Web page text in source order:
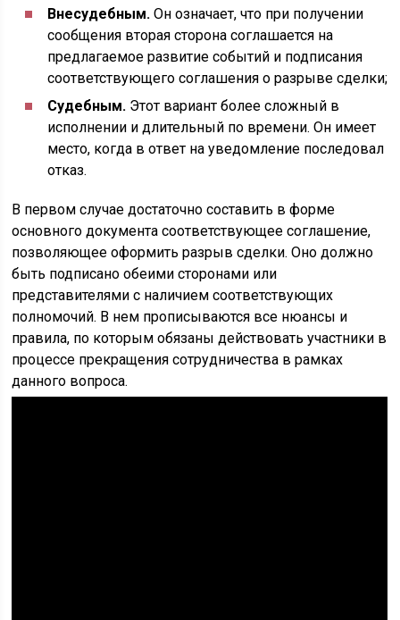
Внесудебным. Он означает, что при получении
сообщения вторая сторона соглашается на
предлагаемое развитие событий и подписания
соответствующего соглашения о разрыве сделки;
Судебным. Этот вариант более сложный в
исполнении и длительный по времени. Он имеет
место, когда в ответ на уведомление последовал
отказ.
В первом случае достаточно составить в форме
основного документа соответствующее соглашение,
позволяющее оформить разрыв сделки. Оно должно
быть подписано обеими сторонами или
представителями с наличием соответствующих
полномочий. В нем прописываются все нюансы и
правила, по которым обязаны действовать участники в
процессе прекращения сотрудничества в рамках
данного вопроса.